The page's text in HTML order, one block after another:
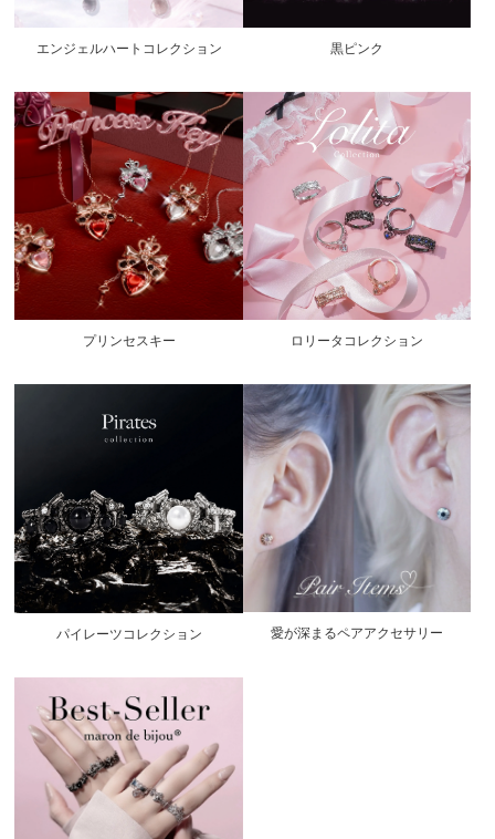
エンジェルハートコレクション 黒ピンク
プリンセスキー ロリータコレクション
パイレーツコレクション 愛が深まるペアアクセサリー